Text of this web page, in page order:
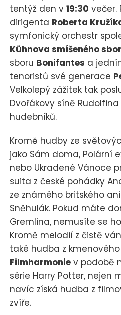
tentýž den v 19:30 večer.
dirigenta Roberta
symfonický orchestr
Kühnova smíšeného
sboru Bonifantes a
tenoristů své generace
Velkolepý zážitek tak
Dvořákovy síně
hudebníků.
Kromě hudby ze
jako Sám doma, Polární
nebo Ukradené Vánoce
suita z české pohádky
ze známého britského
Sněhulák. Pokud máte
Gremlina, nemusíte se
Kromě melodií z čistě
také hudba z
Filmharmonie v podobě
série Harry Potter, nejen
navíc získá hudba z
zvíře.